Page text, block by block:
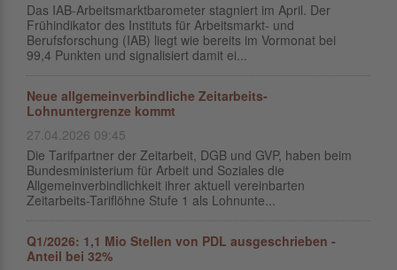
Das IAB-Arbeitsmarktbarometer stagniert im April. Der
Frühindikator des Instituts für Arbeitsmarkt- und
Berufsforschung (IAB) liegt wie bereits im Vormonat bei
99,4 Punkten und signalisiert damit ei...
Neue allgemeinverbindliche Zeitarbeits-
Lohnuntergrenze kommt
27.04.2026 09:45
Die Tarifpartner der Zeitarbeit, DGB und GVP, haben beim
Bundesministerium für Arbeit und Soziales die
Allgemeinverbindlichkeit ihrer aktuell vereinbarten
Zeitarbeits-Tariflöhne Stufe 1 als Lohnunte...
Q1/2026: 1,1 Mio Stellen von PDL ausgeschrieben -
Anteil bei 32%